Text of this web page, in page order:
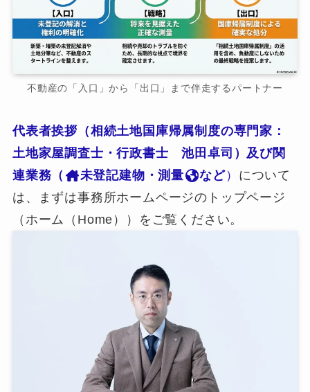
不動産の「入口」から「出口」まで伴走するパートナー
代表者挨拶（相続土地国庫帰属制度の専門家：
土地家屋調査士・行政書士 池田卓司）及び関
連業務（
未登記建物・測量 など） について
は、まずは事務所ホームページのトップページ
（ホーム（Home））をご覧ください。